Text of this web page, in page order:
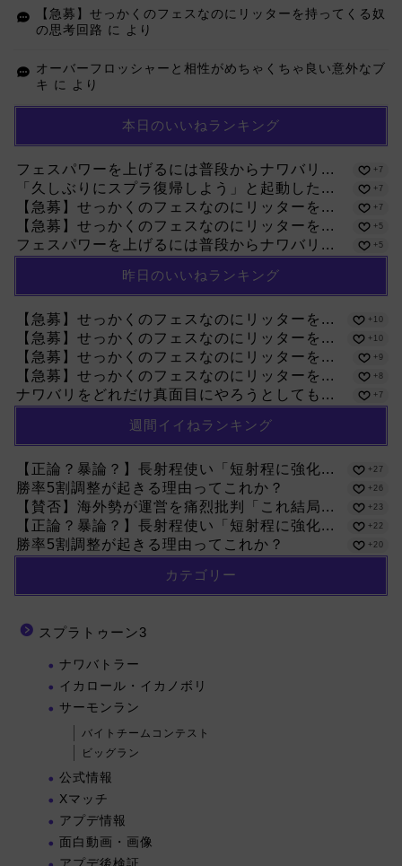
【急募】せっかくのフェスなのにリッターを持ってくる奴
の思考回路 に より
オーバーフロッシャーと相性がめちゃくちゃ良い意外なブ
キ に より
本日のいいねランキング
フェスパワーを上げるには普段からナワバリ... +7
「久しぶりにスプラ復帰しよう」と起動した... +7
【急募】せっかくのフェスなのにリッターを... +7
【急募】せっかくのフェスなのにリッターを... +5
フェスパワーを上げるには普段からナワバリ... +5
昨日のいいねランキング
【急募】せっかくのフェスなのにリッターを... +10
【急募】せっかくのフェスなのにリッターを... +10
【急募】せっかくのフェスなのにリッターを... +9
【急募】せっかくのフェスなのにリッターを... +8
ナワバリをどれだけ真面目にやろうとしても... +7
週間イイねランキング
【正論？暴論？】長射程使い「短射程に強化... +27
勝率5割調整が起きる理由ってこれか？ +26
【賛否】海外勢が運営を痛烈批判「これ結局... +23
【正論？暴論？】長射程使い「短射程に強化... +22
勝率5割調整が起きる理由ってこれか？ +20
カテゴリー
スプラトゥーン3
ナワバトラー
イカロール・イカノボリ
サーモンラン
バイトチームコンテスト
ビッグラン
公式情報
Xマッチ
アプデ情報
面白動画・画像